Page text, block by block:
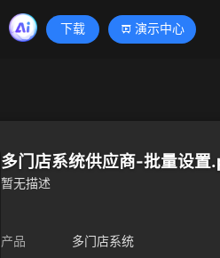
下载 演示中心
多门店系统供应商-批量设置
暂无描述
产品 多门店系统